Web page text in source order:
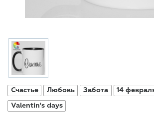
Счастье Любовь Забота 14
Valentin's days